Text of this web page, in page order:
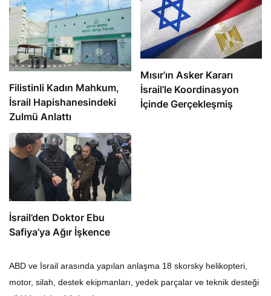
Filistinli Kadın Mahkum,
İsrail Hapishanesindeki
Zulmü Anlattı
Mısır’ın Asker Kararı
İsrail’le Koordinasyon
İçinde Gerçekleşmiş
İsrail’den Doktor Ebu
Safiya’ya Ağır İşkence
ABD ve İsrail arasında yapılan anlaşma 18 skorsky helikopteri,
motor, silah, destek ekipmanları, yedek parçalar ve teknik desteği